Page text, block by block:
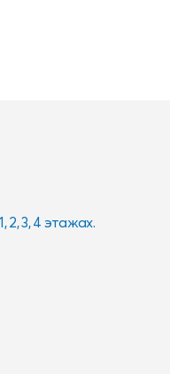
2, 3, 4 этажах.